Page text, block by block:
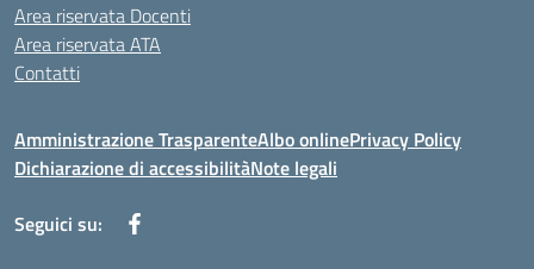
Area riservata Docenti
Area riservata ATA
Contatti
Amministrazione TrasparenteAlbo onlinePrivacy Policy
Dichiarazione di accessibilitàNote legali
Seguici su: